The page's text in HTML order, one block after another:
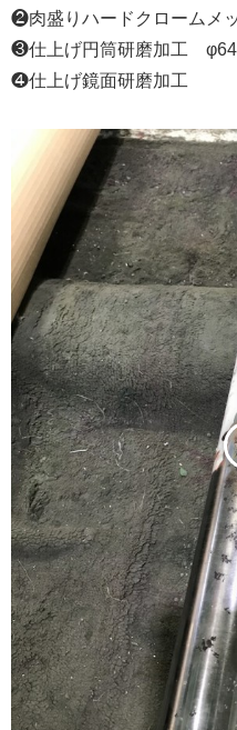
❷肉盛りハードクロームメ
❸仕上げ円筒研磨加工
❹仕上げ鏡面研磨加工